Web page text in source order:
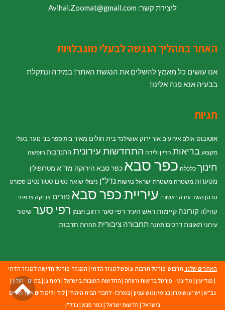
ליצירת קשר: Avihai.Zoomat@gmail.com
האתר בתהליך הנגשה לבעלי מוגבלויות
אנו עושים כל מאמץ להשלים את הנגשת האתר! במידה ונתקלת
בבעיה אנא פנה אלינו!
תגיות
אוטובוס אולם אירועים אור ירוק אושילנד בית חולים מאיר בית ספר בני נוער בעלי
מקצוע בריאות הריון ולידה התחדשות עירוניתהתנדבות חופשה
חינוך כלכלה כפר סבא כפר סבא הירוקה מד"א מטרופולין
מסעדות משטרה משטרת ישראל נגישות נדל"ן ניצולי שואה נשים סטודנטים ספורט
סרטן השד עזרה ראשונה עיריית כפר סבא פורים צביקה צרפתי
קהילה קורונה קיימותראש העיר רפי סער רחוב ויצמן רפי סער שיטור
עירוני תאונות דרכים תזונה תחבורה ציבורית תחרות תרבות
האתרים שלנו: תרבוש-פורטל תרבות ונופש למגזר הדתי | המגזר-פורטל חדשות למגזר הדתי
| מודיעין | מדינט – פורטל בריאות ורווחה | החדשות הטובות בישראל | רמת גן | בת ים - חולון|
גב"ש | יש''ע:שומרון בנימין וגוש עציון | במרכז- לחברי הבית היהודי |לוד |לימודים אקדמאיים
בישראל | חדשות ישראל | כפר סבא | נדל"ן